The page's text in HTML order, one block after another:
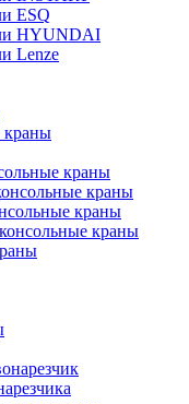
ESQ
HYUNDAI
Lenze
краны
краны
краны
краны
краны